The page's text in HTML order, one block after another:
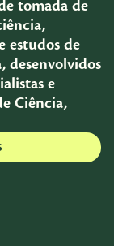
tomada de
estudos de
desenvolvidos
e
Ciência,